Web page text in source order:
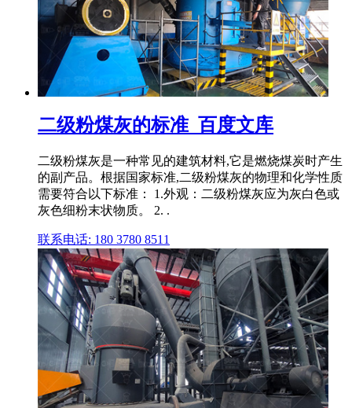
二级粉煤灰的标准_百度文库
二级粉煤灰是一种常见的建筑材料,它是燃烧煤炭时产生
的副产品。根据国家标准,二级粉煤灰的物理和化学性质
需要符合以下标准： 1.外观：二级粉煤灰应为灰白色或
灰色细粉末状物质。 2. .
联系电话: 180 3780 8511